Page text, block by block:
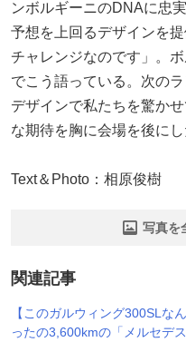
ンボルギーニのDNAに忠
予想を上回るデザインを
チャレンジなのです」。
でこう語っている。次の
デザインで私たちを驚か
な期待を胸に会場を後にし
Text＆Photo：相原俊樹
写真を
関連記事
【このガルウィング300SL
ったの3,600kmの「メルセデ